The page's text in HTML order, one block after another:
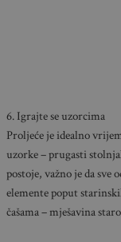
6. Igrajte se uzorcima
Proljeće je idealno
uzorke – prugasti
postoje, važno je da sve
elemente poput
čašama – mješavina